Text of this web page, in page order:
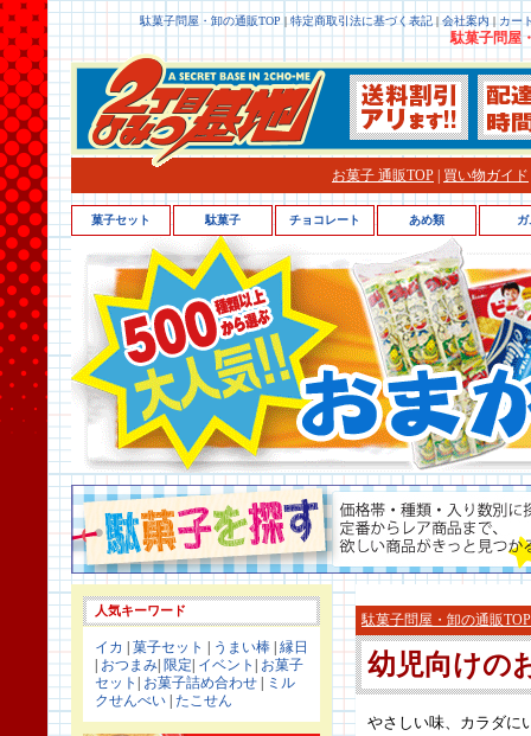
駄菓子問屋・卸の通販TOP |特定商取引法に基づく表記|会社案内 | カー
駄菓子問屋
お菓子 通販TOP 買い物ガイド
人気キーワード
イカ 菓子セット うまい棒 縁日
おつまみ 限定 イベント
お菓子
セット
お菓子詰め合わせ
ミル
クせんべい たこせん
駄菓子問屋・卸の通販TOP
幼児向けの
やさしい味、カラダに